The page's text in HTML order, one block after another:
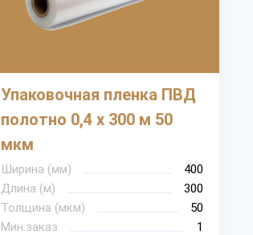
Упаковочная пленка ПВД
полотно 0,4 х 300 м 50
мкм
Ширина (мм)
400
Длина (м)
300
Толщина (мкм)
50
Мин.заказ
1